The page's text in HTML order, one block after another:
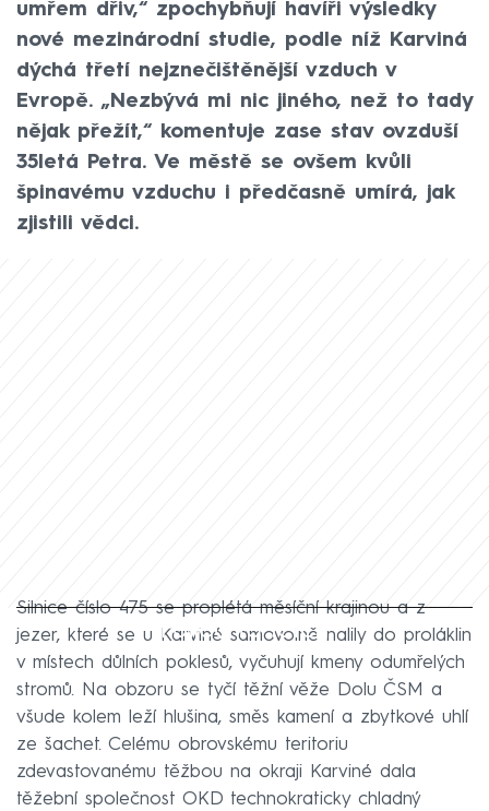
umřem dřiv,“ zpochybňují havíři výsledky
nové mezinárodní studie, podle níž Karviná
dýchá třetí nejznečištěnější vzduch v
Evropě. „Nezbývá mi nic jiného, než to tady
nějak přežít,“ komentuje zase stav ovzduší
35letá Petra. Ve městě se ovšem kvůli
špinavému vzduchu i předčasně umírá, jak
zjistili vědci.
Failed to fetch
Silnice číslo 475 se proplétá měsíční krajinou a z
jezer, které se u Karviné samovolně nalily do proláklin
v místech důlních poklesů, vyčuhují kmeny odumřelých
stromů. Na obzoru se tyčí těžní věže Dolu ČSM a
všude kolem leží hlušina, směs kamení a zbytkové uhlí
ze šachet. Celému obrovskému teritoriu
zdevastovanému těžbou na okraji Karviné dala
těžební společnost OKD technokraticky chladný